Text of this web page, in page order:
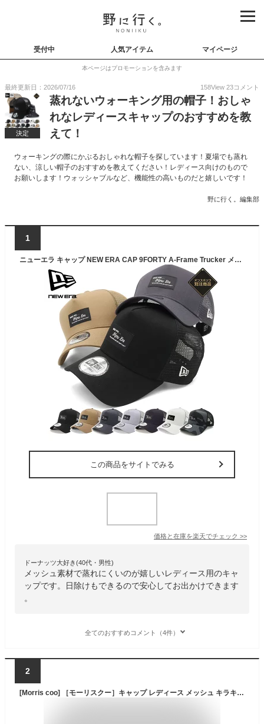
受付中 人気アイテム マイページ
本ページはプロモーションを含みます
最終更新日：2026/07/16 158View 23コメント
決定
蒸れないウォーキング用の帽子！おしゃ
れなレディースキャップのおすすめを教
えて！
ウォーキングの際にかぶるおしゃれな帽子を探しています！夏場でも蒸れ
ない、涼しい帽子のおすすめを教えてください！レディース向けのもので
お願いします！ウォッシャブルなど、機能性の高いものだと嬉しいです！
野に行く。編集部
1
ニューエラ キャップ NEW ERA CAP 9FORTY A-Frame Trucker メッシュキャップ メンズ レディース 帽子 ONSPOTZ 別注 ブラックパッチ 黒 白 ベージュ カーキ 大きいサイズ ブランド 深め おしゃれ かっこいい 人気 春 夏 ニューエラー サイズ調整 正規品 ユニセックス 男女兼用
この商品をサイトでみる
価格と在庫を楽天でチェック >>
ドーナッツ大好き(40代・男性)
メッシュ素材で蒸れにくいのが嬉しいレディース用のキャ
ップです。日除けもできるので安心してお出かけできます
。
全てのおすすめコメント（4件）
2
[Morris coo] ［モーリスクー］キャップ レディース メッシュ キラキラ ロゴ カジュアル 野球帽 帽子 アウトドア 釣り ゴルフ 通気性 ツバ長い ツバ 短い 可愛い かわいい かっこいい 人気 オシャレ おしゃれ メッシュキャップ つば広 黒 白 グレー ホワイト 深い 深め 無地 ラインストーン付き カジュアル 韓国 春 夏 プレゼント 贈りもの (ブラック)